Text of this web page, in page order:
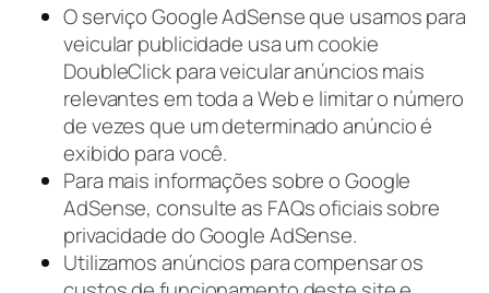
O serviço Google AdSense que usamos para
veicular publicidade usa um cookie
DoubleClick para veicular anúncios mais
relevantes em toda a Web e limitar o número
de vezes que um determinado anúncio é
exibido para você.
Para mais informações sobre o Google
AdSense, consulte as FAQs oficiais sobre
privacidade do Google AdSense.
Utilizamos anúncios para compensar os